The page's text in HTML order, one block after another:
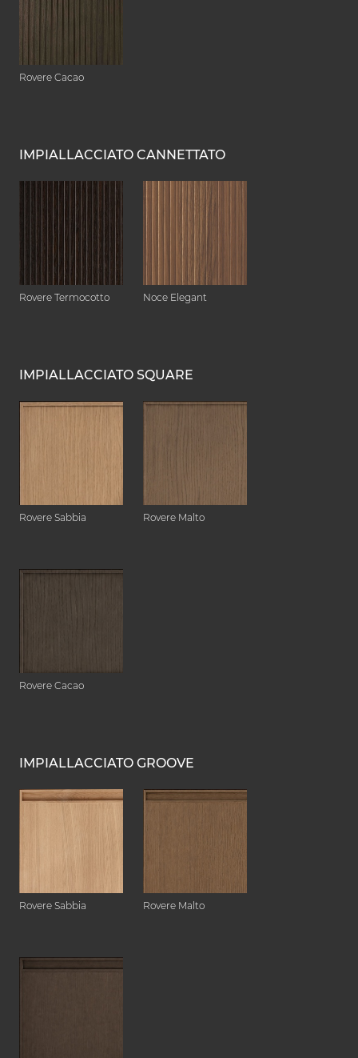
Rovere Cacao
IMPIALLACCIATO CANNETTATO
Rovere Termocotto Noce Elegant
IMPIALLACCIATO SQUARE
Rovere Sabbia Rovere Malto
Rovere Cacao
IMPIALLACCIATO GROOVE
Rovere Sabbia Rovere Malto